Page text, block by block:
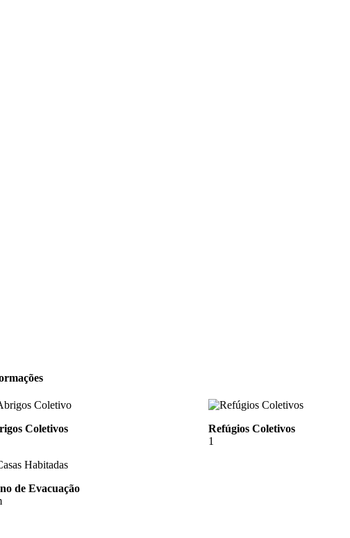
Coletivos
Refúgios Coletivos
1
de Evacuação